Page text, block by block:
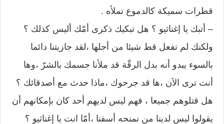
قطرات سميكة كالدموع تملأه .
– أتبك يا إغناثيو ؟ هل تبكيك ذكرى أمّك أليس كذلك ؟
ولكنك لم تفعل قط شيئا من أجلها ،لقد جازيتنا دائما
بالسوء يبدو أنه بدل الرقّة قد ملأنا جسمك بالشرّ ،وها
أنت ترى الآن ،ها قد جرحوك ،ماذا حدث مع أصدقائك ؟
هل قتلوهم جميعا ، فهم ليس لديهم أحد كان بإمكانهم أن
يقولوا ليس لدينا من نمنحه أسفنا ،أمّا انت يا إغناثيو ؟